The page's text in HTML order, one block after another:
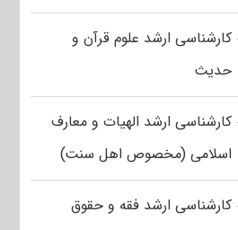
کارشناسی ارشد علوم قرآن و
حدیث
کارشناسی ارشد الهیات و معارف
اسلامی (مخصوص اهل سنت)
کارشناسی ارشد فقه و حقوق